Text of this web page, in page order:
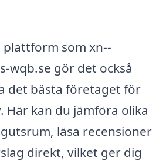
som xn--
wqb.se gör det också
det bästa företaget för
Här kan du jämföra olika
läsa recensioner
direkt, vilket ger dig